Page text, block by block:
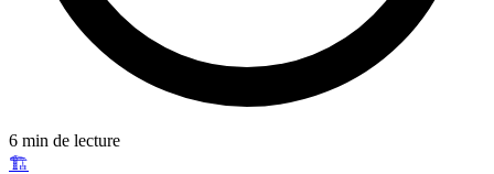
6 min de lecture
🏗️